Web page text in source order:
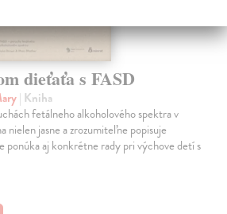
dieťaťa s FASD
| Kniha
fetálneho alkoholového spektra v
nielen jasne a zrozumiteľne popisuje
aj konkrétne rady pri výchove detí s